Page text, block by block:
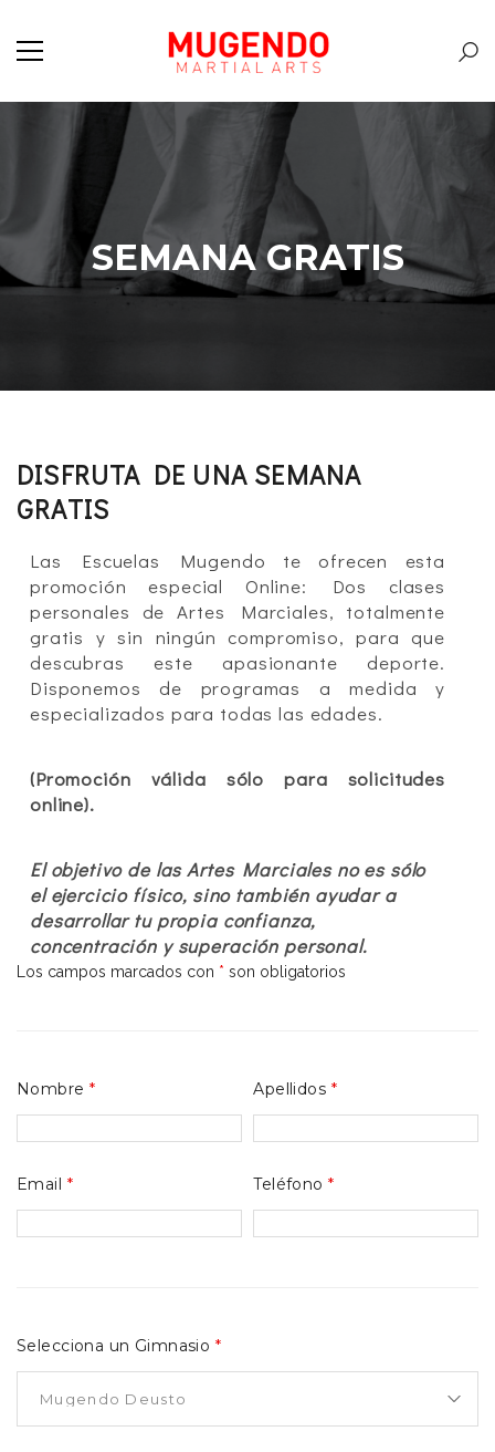
SEMANA GRATIS
DISFRUTA DE UNA SEMANA
GRATIS
Las Escuelas Mugendo te ofrecen esta
promoción especial Online: Dos clases
personales de Artes Marciales, totalmente
gratis y sin ningún compromiso, para que
descubras este apasionante deporte.
Disponemos de programas a medida y
especializados para todas las edades.
(Promoción válida sólo para solicitudes
online).
El objetivo de las Artes Marciales no es sólo
el ejercicio físico, sino también ayudar a
desarrollar tu propia confianza,
concentración y superación personal.
Los campos marcados con * son obligatorios
Nombre * Apellidos *
Email * Teléfono*
Selecciona un Gimnasio *